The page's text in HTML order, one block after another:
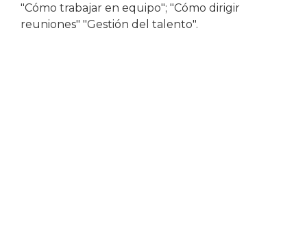
"Cómo trabajar en equipo"; "Cómo dirigir
reuniones" "Gestión del talento".